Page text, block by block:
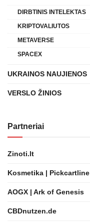
DIRBTINIS INTELEKTAS
KRIPTOVALIUTOS
METAVERSE
SPACEX
UKRAINOS NAUJIENOS
VERSLO ŽINIOS
Partneriai
Zinoti.lt
Kosmetika | Pickcartline
AOGX | Ark of Genesis
CBDnutzen.de